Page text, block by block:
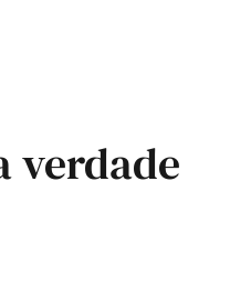
verdade